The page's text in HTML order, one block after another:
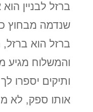
ברזל לבניין
שנדמה מבחוץ
ברזל הוא ברזל,
והמשלוח מגיע
ותיקים יספרו
אותו ספק, לא